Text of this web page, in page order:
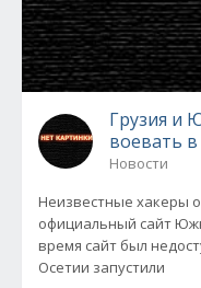
Грузия и
воевать
Новости
Неизвестные хакеры
официальный сайт
время сайт был
Осетии запустили